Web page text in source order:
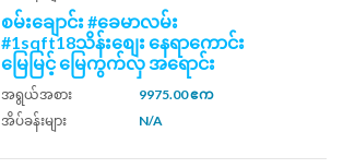
စမ်းချောင်း #ခေမာလမ်း
#1sqft18သိန်းစျေး နေရာကောင်း
မြေမြင့် မြေကွက်လှ အရောင်း
အရွယ်အစား
9975.00 ဧက
အိပ်ခန်းများ
N/A